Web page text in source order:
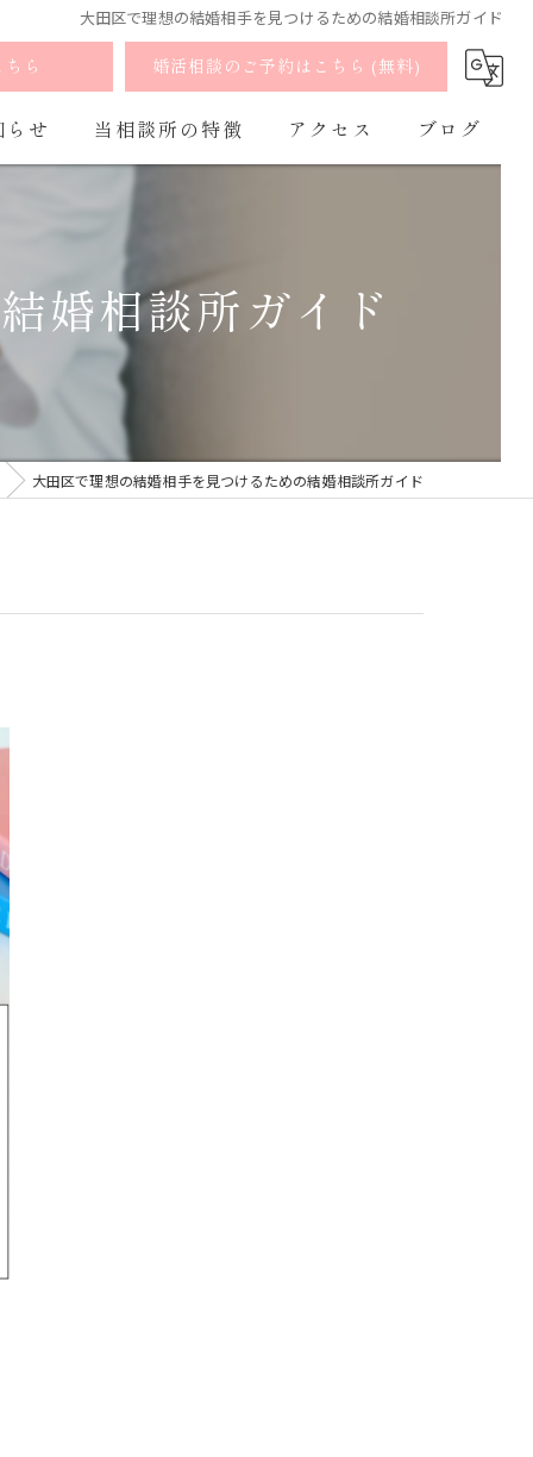
大田区で理想の結婚相手を見つけるための結婚相談所ガイド
ら 婚活相談のご予約はこちら (無料)
らせ 当相談所の特徴
お見合い
出会い
マッチング
オンライン
アクセス ブログ
婚相談所ガイド
大田区で理想の結婚相手を見つけるための結婚相談所ガイド